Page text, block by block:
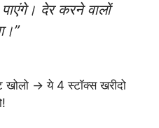
देर करने वालों
खोलो → ये 4 स्टॉक्स खरीदो